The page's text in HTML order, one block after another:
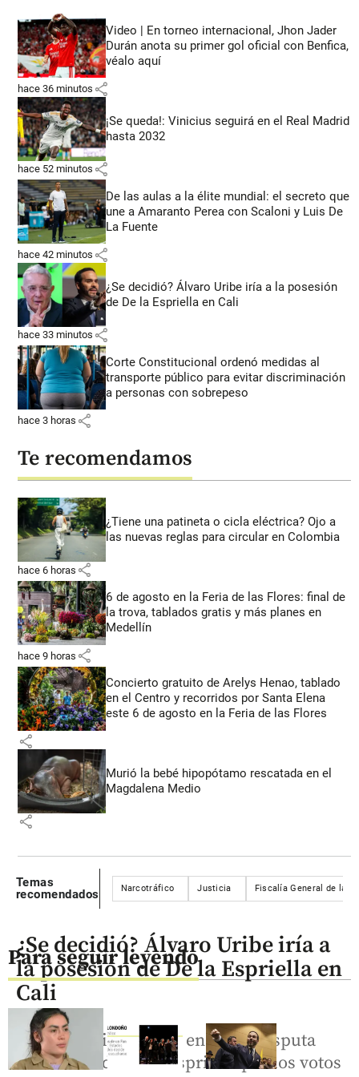
Video | En torneo internacional, Jhon Jader
Durán anota su primer gol oficial con Benfica,
véalo aquí
hace 36 minutos share
¡Se queda!: Vinicius seguirá en el Real Madrid
hasta 2032
hace 52 minutos share
De las aulas a la élite mundial: el secreto que
une a Amaranto Perea con Scaloni y Luis De
La Fuente
hace 42 minutos share
¿Se decidió? Álvaro Uribe iría a la posesión
de De la Espriella en Cali
hace 33 minutos share
Corte Constitucional ordenó medidas al
transporte público para evitar discriminación
a personas con sobrepeso
hace 3 horas share
Te recomendamos
¿Tiene una patineta o cicla eléctrica? Ojo a
las nuevas reglas para circular en Colombia
hace 6 horas share
6 de agosto en la Feria de las Flores: final de
la trova, tablados gratis y más planes en
Medellín
hace 9 horas share
Concierto gratuito de Arelys Henao, tablado
en el Centro y recorridos por Santa Elena
este 6 de agosto en la Feria de las Flores
share
Murió la bebé hipopótamo rescatada en el
Magdalena Medio
share
Temas
recomendados
Narcotráfico Justicia Fiscalía General de la
Para seguir leyendo
¿Se decidió? Álvaro Uribe iría a
la posesión de De la Espriella en
Cali
Su presencia se daría en plena disputa
con Abelardo de la Espriella por los votos